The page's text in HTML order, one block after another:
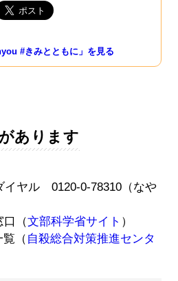
#きみとともに」を見る
あります
イヤル 0120-0-78310（なや
口（文部科学省サイト ）
覧（ 自殺総合対策推進センタ